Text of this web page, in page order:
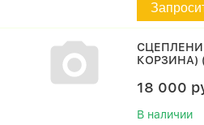
КОРЗИНА)
18 000
В наличии